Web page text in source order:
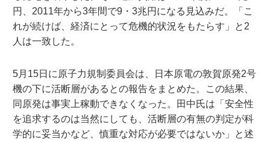
円、2011年から3年間で9・3兆円になる見込みだ。「こ
れが続けば、経済にとって危機的状況をもたらす」と2
人は一致した。
5月15日に原子力規制委員会は、日本原電の敦賀原発2号
機の下に活断層があるとの報告をまとめた。この結果、
同原発は事実上稼動できなくなった。田中氏は「安全性
を追求するのは当然にしても、活断層の有無の判定が科
学的に妥当かなど、慎重な対応が必要ではないか」と述